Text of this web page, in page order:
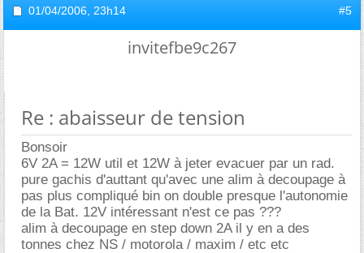
01/04/2006, 23h14 #5
invitefbe9c267
Re : abaisseur de tension
Bonsoir
6V 2A = 12W util et 12W à jeter evacuer par un rad.
pure gachis d'auttant qu'avec une alim à decoupage à
pas plus compliqué bin on double presque l'autonomie
de la Bat. 12V intéressant n'est ce pas ???
alim à decoupage en step down 2A il y en a des
tonnes chez NS / motorola / maxim / etc etc